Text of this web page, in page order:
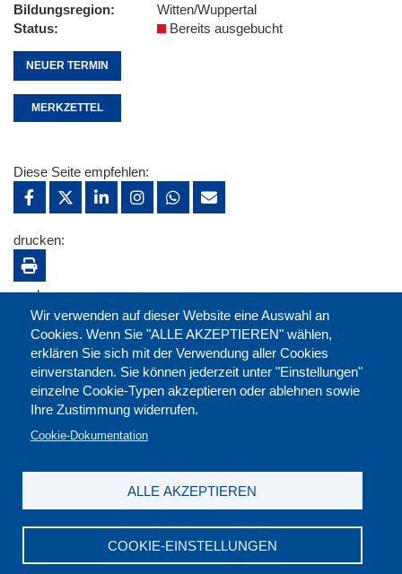
Bildungsregion
Witten/Wuppertal
Status
Bereits ausgebucht
NEUER TERMIN
MERKZETTEL
Wir verwenden auf dieser Website eine Auswahl an
Cookies. Wenn Sie "ALLE AKZEPTIEREN" wählen,
erklären Sie sich mit der Verwendung aller Cookies
einverstanden. Sie können jederzeit unter "Einstellungen"
einzelne Cookie-Typen akzeptieren oder ablehnen sowie
Ihre Zustimmung widerrufen.
Cookie-Dokumentation
COOKIE-EINSTELLUNGEN
ALLE AKZEPTIEREN
Diese Seite empfehlen:
drucken:
merken:
DGB-Bildungswerk NRW e.V. © 2026